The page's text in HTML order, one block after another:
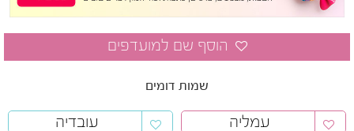
שמות דומים
עמליה עובדיה